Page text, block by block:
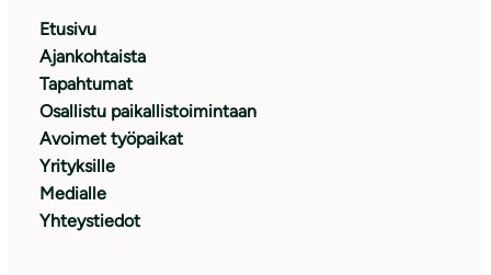
Etusivu
Ajankohtaista
Tapahtumat
Osallistu paikallistoimintaan
Avoimet työpaikat
Yrityksille
Medialle
Yhteystiedot